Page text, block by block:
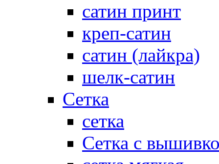
сатин принт
креп-сатин
сатин (лайкра)
шелк-сатин
Сетка
сетка
Сетка с